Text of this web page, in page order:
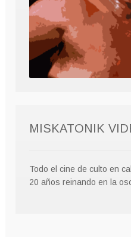
MISKATONIK
Todo el cine de culto en
20 años reinando en la